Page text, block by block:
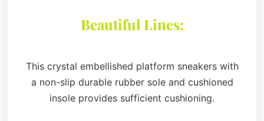
Beautiful Lines:
This crystal embellished platform sneakers with
a non-slip durable rubber sole and cushioned
insole provides sufficient cushioning.